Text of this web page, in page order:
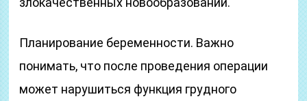
Планирование беременности. Важно
понимать, что после проведения операции
может нарушиться функция грудного